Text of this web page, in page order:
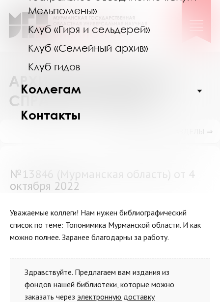
Мельпомены»
Клуб «Гиря и сельдерей»
Клуб «Семейный архив»
Клуб гидов
Коллегам
Контакты
АРХИВ ВЫПОЛНЕННЫХ
СПРАВОК И ПОИСК
№13846 (Мурманская область) от 4
октября 2022
Уважаемые коллеги! Нам нужен библиографический
список по теме: Топонимика Мурманской области. И как
можно полнее. Заранее благодарны за работу.
Здравствуйте. Предлагаем вам издания из
фондов нашей библиотеки, которые можно
заказать через электронную доставку
ПОКАЗАТЬ ПОДРАЗДЕЛЫ ⇒